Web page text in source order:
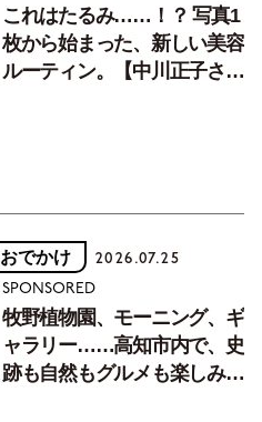
これはたるみ……！？ 写真1
枚から始まった、新しい美容
ルーティン。【中川正子さん
おでかけ 2026.07.25
SPONSORED
牧野植物園、モーニング、ギ
ャラリー……高知市内で、史
跡も自然もグルメも楽しみ尽